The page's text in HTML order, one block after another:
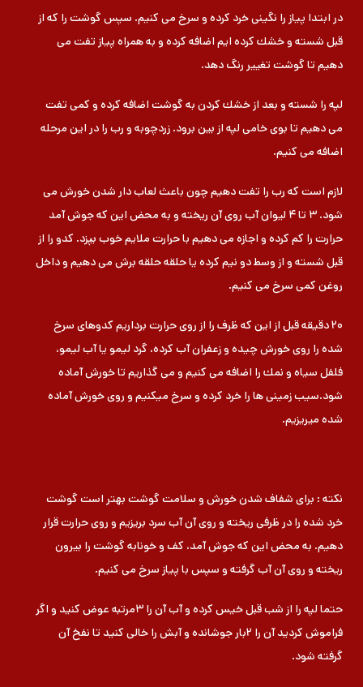
در ابتدا پیاز را نگینی خرد كرده و سرخ می كنیم. سپس گوشت را كه از
قبل شسته و خشك كرده ایم اضافه كرده و به همراه پیاز تفت می
دهیم تا گوشت تغییر رنگ دهد.
لپه را شسته و بعد از خشك كردن به گوشت اضافه كرده و كمی تفت
می دهیم تا بوی خامی لپه از بین برود. زردچوبه و رب را در این مرحله
اضافه می كنیم.
لازم است كه رب را تفت دهیم چون باعث لعاب دار شدن خورش می
شود. ۳ تا ۴ لیوان آب روی آن ریخته و به محض این كه جوش آمد
حرارت را كم كرده و اجازه می دهیم با حرارت ملایم خوب بپزد. كدو را از
قبل شسته و از وسط دو نیم كرده یا حلقه حلقه برش می دهیم و داخل
روغن كمی سرخ می كنیم.
۲۰ دقیقه قبل از این كه ظرف را از روی حرارت برداریم كدوهای سرخ
شده را روی خورش چیده و زعفران آب كرده، گرد لیمو یا آب لیمو،
فلفل سیاه و نمك را اضافه می كنیم و می گذاریم تا خورش آماده
شود.سیب زمینی ها را خرد كرده و سرخ میكنیم و روی خورش آماده
شده میریزیم.
نکته : برای شفاف شدن خورش و سلامت گوشت بهتر است گوشت
خرد شده را در ظرفی ریخته و روی آن آب سرد بریزیم و روی حرارت قرار
دهیم. به محض این كه جوش آمد، كف و خونابه گوشت را بیرون
ریخته و روی آن آب گرفته و سپس با پیاز سرخ می كنیم.
حتما لپه را از شب قبل خیس كرده و آب آن را ۳مرتبه عوض كنید و اگر
فراموش كردید آن را ۲بار جوشانده و آبش را خالی كنید تا نفخ آن
گرفته شود.